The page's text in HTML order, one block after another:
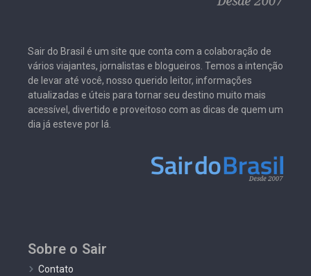
Sair do Brasil é um site que conta com a colaboração de
vários viajantes, jornalistas e blogueiros. Temos a intenção
de levar até você, nosso querido leitor, informações
atualizadas e úteis para tornar seu destino muito mais
acessível, divertido e proveitoso com as dicas de quem um
dia já esteve por lá.
Sobre o Sair
Contato